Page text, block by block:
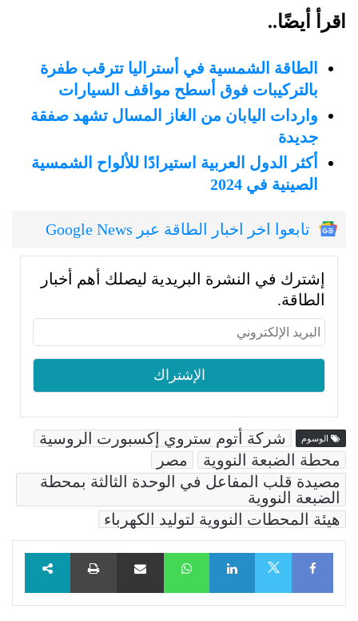
اقرأ أيضًا..
الطاقة الشمسية في أستراليا تترقب طفرة
بالتركيبات فوق أسطح مواقف السيارات
واردات اليابان من الغاز المسال تشهد صفقة
جديدة
أكثر الدول العربية استيرادًا للألواح الشمسية
الصينية في 2024
تابعوا اخر اخبار الطاقة عبر Google News
إشترك في النشرة البريدية ليصلك أهم أخبار
الطاقة.
الوسوم
شركة أتوم ستروي إكسبورت الروسية
محطة الضبعة النووية
مصر
مصيدة قلب المفاعل في الوحدة الثالثة بمحطة
الضبعة النووية
هيئة المحطات النووية لتوليد الكهرباء
Facebook
LinkedIn
WhatsAppمشاركة عبر البريد طباعة